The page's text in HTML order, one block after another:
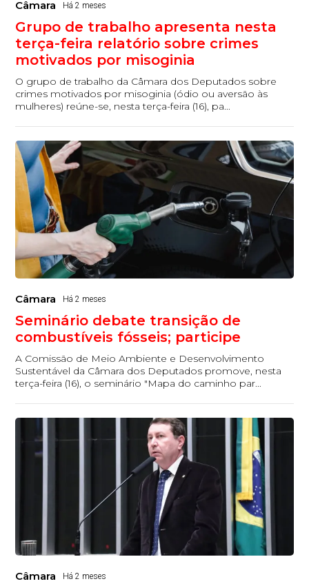
Câmara Há 2 meses
Grupo de trabalho apresenta nesta
terça-feira relatório sobre crimes
motivados por misoginia
O grupo de trabalho da Câmara dos Deputados sobre
crimes motivados por misoginia (ódio ou aversão às
mulheres) reúne-se, nesta terça-feira (16), pa...
Câmara Há 2 meses
Seminário debate transição de
combustíveis fósseis; participe
A Comissão de Meio Ambiente e Desenvolvimento
Sustentável da Câmara dos Deputados promove, nesta
terça-feira (16), o seminário "Mapa do caminho par...
Câmara Há 2 meses